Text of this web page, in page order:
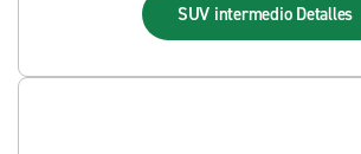
SUV intermedio Detalles